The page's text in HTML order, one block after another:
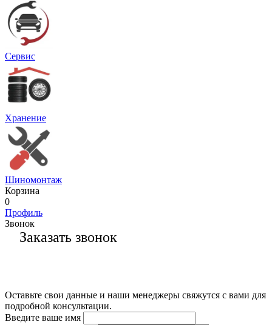
Сервис
Хранение
Шиномонтаж
Корзина
0
Профиль
Звонок
Заказать звонок
Оставьте свои данные и наши менеджеры свяжутся с вами для
подробной консультации.
Введите ваше имя